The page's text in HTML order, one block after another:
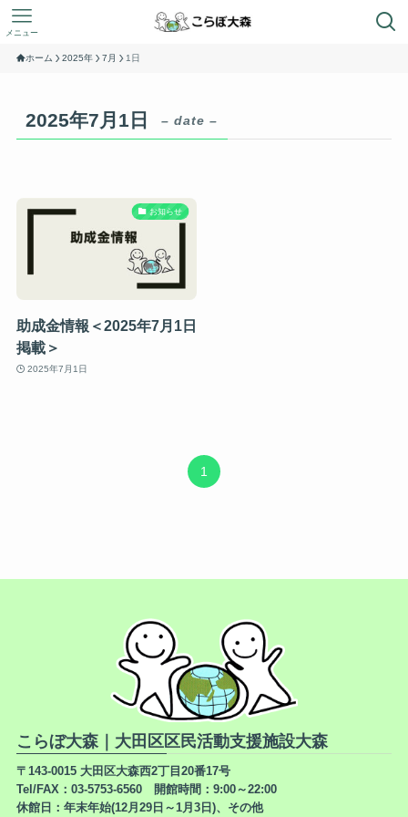
メニュー
ホーム 2025年 7月 1日
2025年7月1日 – date –
お知らせ
助成金情報＜2025年7月1日
掲載＞
2025年7月1日
1
こらぼ大森｜大田区区民活動支援施設大森
〒143-0015 大田区大森西2丁目20番17号
Tel/FAX：03-5753-6560 開館時間：9:00～22:00
休館日：年末年始(12月29日～1月3日)、その他